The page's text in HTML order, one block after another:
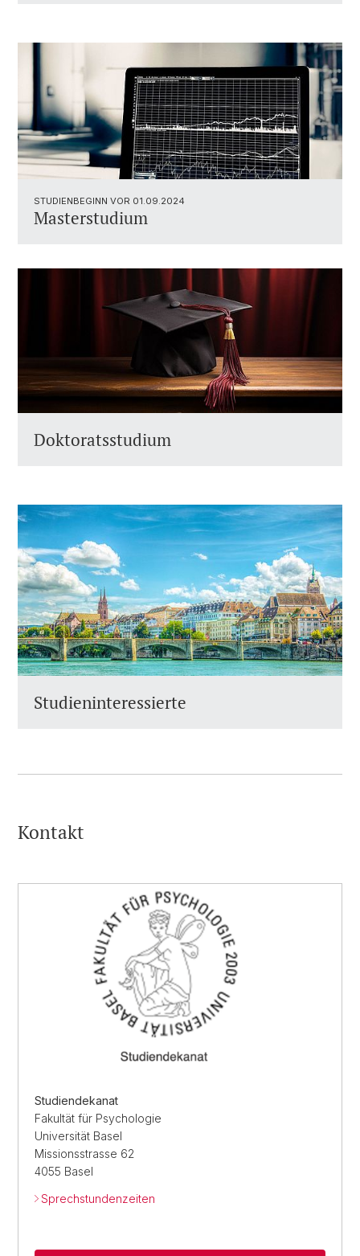
STUDIENBEGINN VOR 01.09.2024
Masterstudium
Doktoratsstudium
Studieninteressierte
Kontakt
Studiendekanat
Fakultät für Psychologie
Universität Basel
Missionsstrasse 62
4055 Basel
Sprechstundenzeiten